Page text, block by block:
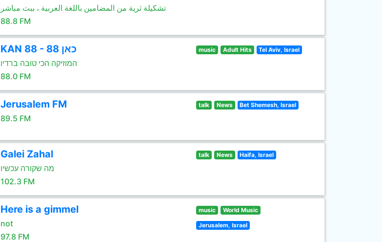
تشكيلة ثرية من المضامين باللغة العربية ، ببث مباشر
88.8 FM
KAN 88 - כאן 88
המוזיקה הכי טובה ברדיו
88.0 FM
music Adult Hits Tel Aviv, Israel
Jerusalem FM
89.5 FM
talk News Bet Shemesh, Israel
Galei Zahal
מה שקורה עכשיו
102.3 FM
talk News Haifa, Israel
Here is a gimmel
not
97.8 FM
music World Music
Jerusalem, Israel